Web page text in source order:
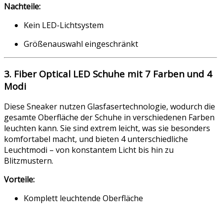
Nachteile:
Kein LED-Lichtsystem
Größenauswahl eingeschränkt
3. Fiber Optical LED Schuhe mit 7 Farben und 4
Modi
Diese Sneaker nutzen Glasfasertechnologie, wodurch die
gesamte Oberfläche der Schuhe in verschiedenen Farben
leuchten kann. Sie sind extrem leicht, was sie besonders
komfortabel macht, und bieten 4 unterschiedliche
Leuchtmodi – von konstantem Licht bis hin zu
Blitzmustern.
Vorteile:
Komplett leuchtende Oberfläche